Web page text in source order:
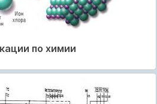
по химии